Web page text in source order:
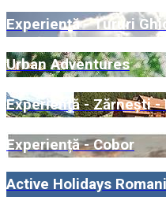
Experiență - Tururi
Urban Adventures
Experiență - Zărnești -
Experiență - Cobor
Active Holidays